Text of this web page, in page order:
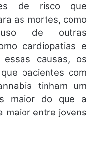
de risco que
as mortes, como
uso de outras
cardiopatias e
essas causas, os
pacientes com
tinham um
maior do que a
maior entre jovens